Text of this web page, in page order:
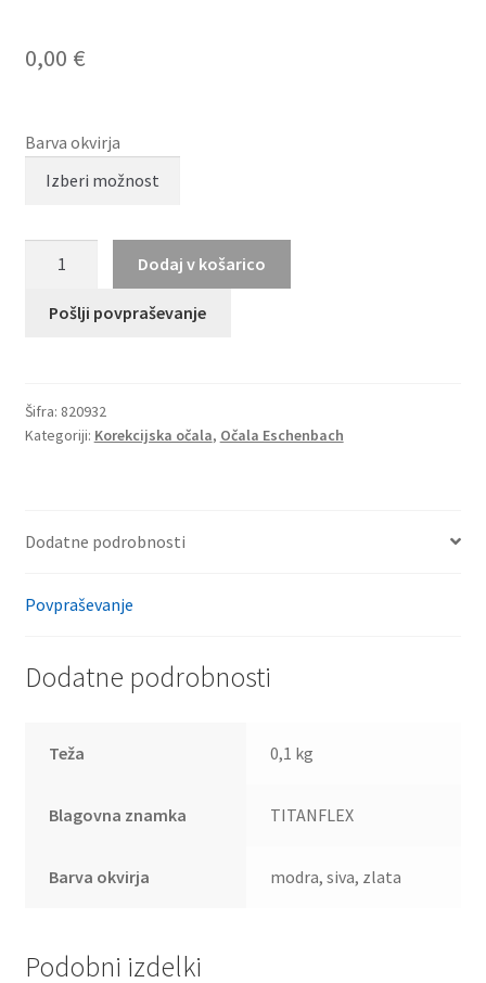
0,00 €
Barva okvirja
količina
Dodaj v košarico
Pošlji povpraševanje
Šifra: 820932
Kategoriji: Korekcijska očala, Očala Eschenbach
Dodatne podrobnosti
Povpraševanje
Dodatne podrobnosti
Teža 0,1 kg
Blagovna znamka TITANFLEX
Barva okvirja modra, siva, zlata
Podobni izdelki